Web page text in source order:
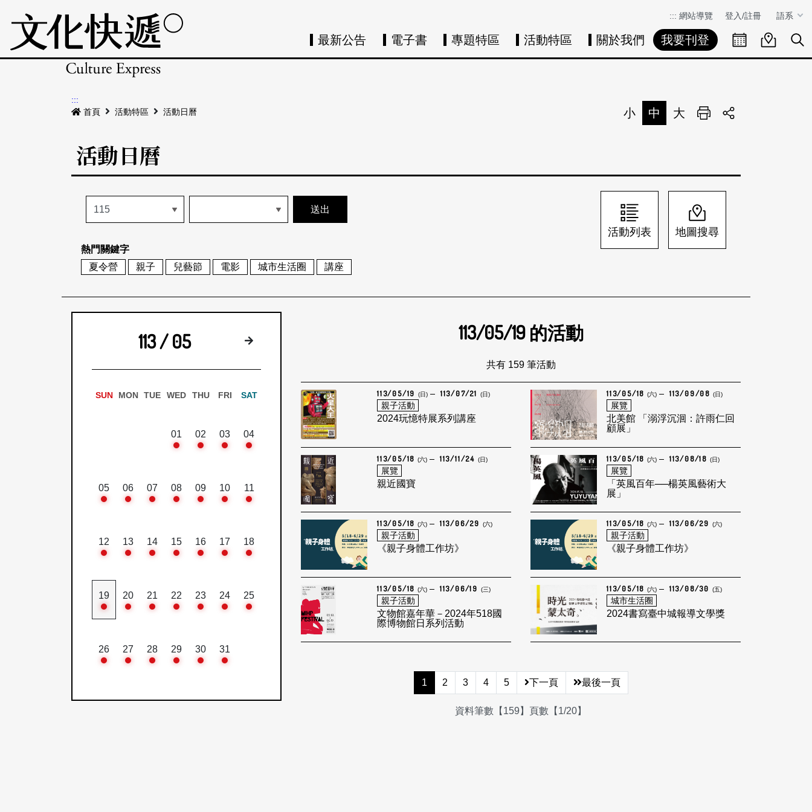
::: 網站導覽 登入/註冊 語系
最新公告 電子書 專題特區 活動特區 關於我們 我要刊登 活動日曆活動地圖展
:::
首頁
活動特區 活動日曆 小 中 大 列印
活動日曆
熱門關鍵字
夏令營
親子 兒藝節 電影 城市生活圈 講座
活動列表 地圖搜尋
113 / 05 下個月
SUN MON TUE WED THU FRI SAT
01 02 03 04
05 06 07 08 09 10 11
12 13 14 15 16 17 18
19 20 21 22 23 24 25
26 27 28 29 30 31
113/05/19 的活動
共有 159 筆活動
113/05/19 (日) 113/07/21 (日)
親子活動
2024玩憶特展系列講座
113/05/18 (六) 113/09/08 (日)
展覽
北美館 「溺浮沉洄：許雨仁回
顧展」
113/05/18 (六) 113/11/24 (日)
展覽
親近國寶
113/05/18 (六) 113/08/18 (日)
展覽
「英風百年──楊英風藝術大
展」
113/05/18 (六) 113/06/29 (六)
親子活動
《親子身體工作坊》
113/05/18 (六) 113/06/29 (六)
親子活動
《親子身體工作坊》
113/05/18 (六) 113/06/19 (三)
親子活動
文物館嘉年華－2024年518國
際博物館日系列活動
113/05/18 (六) 113/08/30 (五)
城市生活圈
2024書寫臺中城報導文學獎
1 2 3 4 5 下一頁 最後一頁
資料筆數【159】頁數【1/20】